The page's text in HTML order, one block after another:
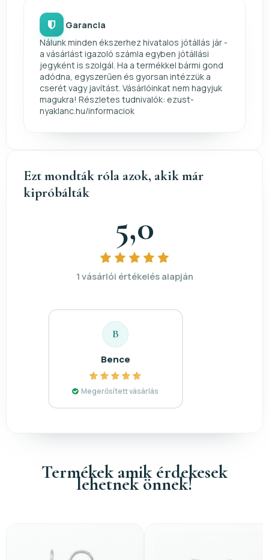
Garancia
Nálunk minden ékszerhez hivatalos jótállás jár -
a vásárlást igazoló számla egyben jótállási
jegyként is szolgál. Ha a termékkel bármi gond
adódna, egyszerűen és gyorsan intézzük a
cserét vagy javítást. Vásárlóinkat nem hagyjuk
magukra! Részletes tudnivalók: ezust-
nyaklanc.hu/informaciok
Ezt mondták róla azok, akik már
kipróbálták
5,0
1 vásárlói értékelés alapján
B
Bence
Megerősített vásárlás
Termékek amik érdekesek
lehetnek önnek!